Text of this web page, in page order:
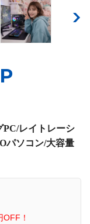
PC/レイトレーシ
パソコン/大容量
！